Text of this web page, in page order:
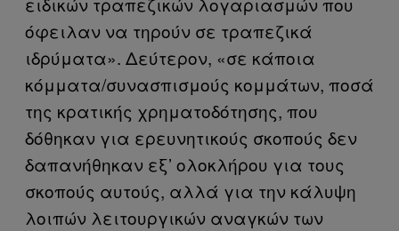
όφειλαν να τηρούν σε τραπεζικά
ιδρύματα». Δεύτερον, «σε κάποια
κόμματα/συνασπισμούς κομμάτων, ποσά
της κρατικής χρηματοδότησης, που
δόθηκαν για ερευνητικούς σκοπούς δεν
δαπανήθηκαν εξ’ ολοκλήρου για τους
σκοπούς αυτούς, αλλά για την κάλυψη
λοιπών λειτουργικών αναγκών των